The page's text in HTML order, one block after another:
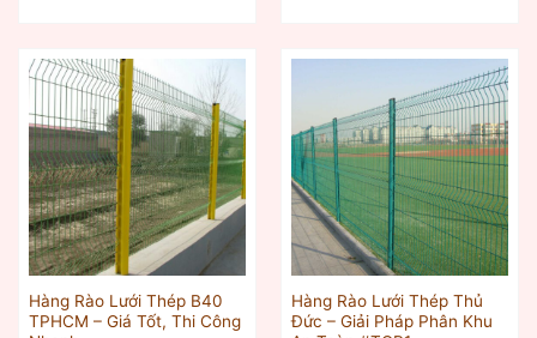
Hàng Rào Lưới Thép B40
TPHCM – Giá Tốt, Thi Công
Hàng Rào Lưới Thép Thủ
Đức – Giải Pháp Phân Khu